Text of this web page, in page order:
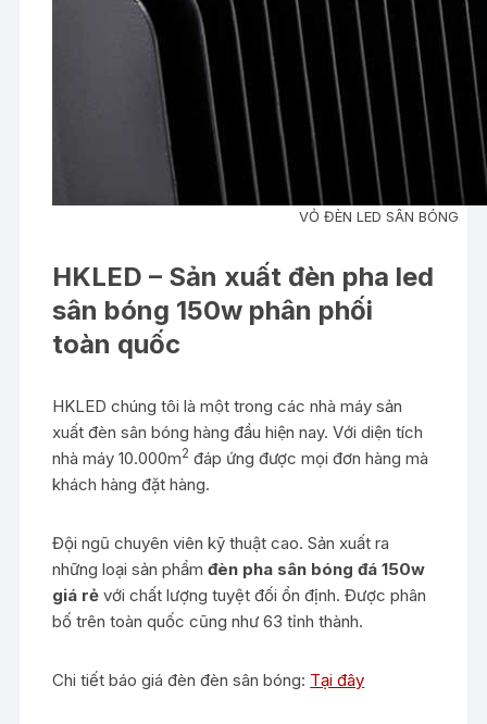
VỎ ĐÈN LED SÂN BÓNG
HKLED – Sản xuất đèn pha led
sân bóng 150w phân phối
toàn quốc
HKLED chúng tôi là một trong các nhà máy sản
xuất đèn sân bóng hàng đầu hiện nay. Với diện tích
nhà máy 10.000m2 đáp ứng được mọi đơn hàng mà
khách hàng đặt hàng.
Đội ngũ chuyên viên kỹ thuật cao. Sản xuất ra
những loại sản phẩmđèn pha sân bóng đá 150w
giá rẻ với chất lượng tuyệt đối ổn định. Được phân
bố trên toàn quốc cũng như 63 tỉnh thành.
Chi tiết báo giá đèn đèn sân bóng: Tại đây